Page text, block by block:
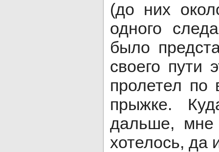
(до них
одного
было
своего пути
пролетел по
прыжке.
дальше,
хотелось, да